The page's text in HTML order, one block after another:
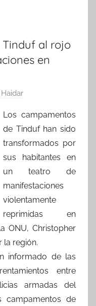
Tinduf al rojo
en
Los campamentos
de Tinduf han sido
transformados por
sus habitantes en
un teatro de
manifestaciones
violentamente
reprimidas en
ONU, Christopher
la región.
informado de las
entre
armadas del
campamentos de